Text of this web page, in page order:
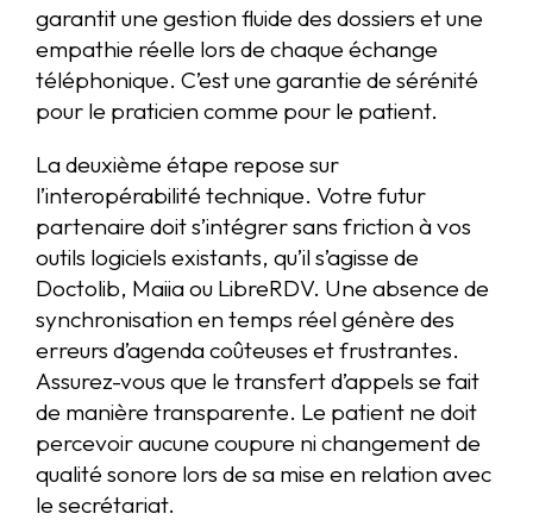
garantit une gestion fluide des dossiers et une
empathie réelle lors de chaque échange
téléphonique. C’est une garantie de sérénité
pour le praticien comme pour le patient.
La deuxième étape repose sur
l’interopérabilité technique. Votre futur
partenaire doit s’intégrer sans friction à vos
outils logiciels existants, qu’il s’agisse de
Doctolib, Maiia ou LibreRDV. Une absence de
synchronisation en temps réel génère des
erreurs d’agenda coûteuses et frustrantes.
Assurez-vous que le transfert d’appels se fait
de manière transparente. Le patient ne doit
percevoir aucune coupure ni changement de
qualité sonore lors de sa mise en relation avec
le secrétariat.